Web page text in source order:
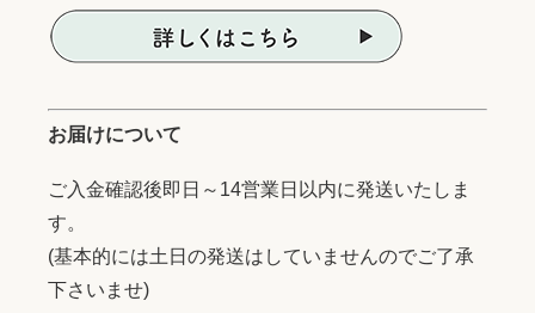
お届けについて
ご入金確認後即日～14営業日以内に発送いたしま
す。
(基本的には土日の発送はしていませんのでご了承
下さいませ)